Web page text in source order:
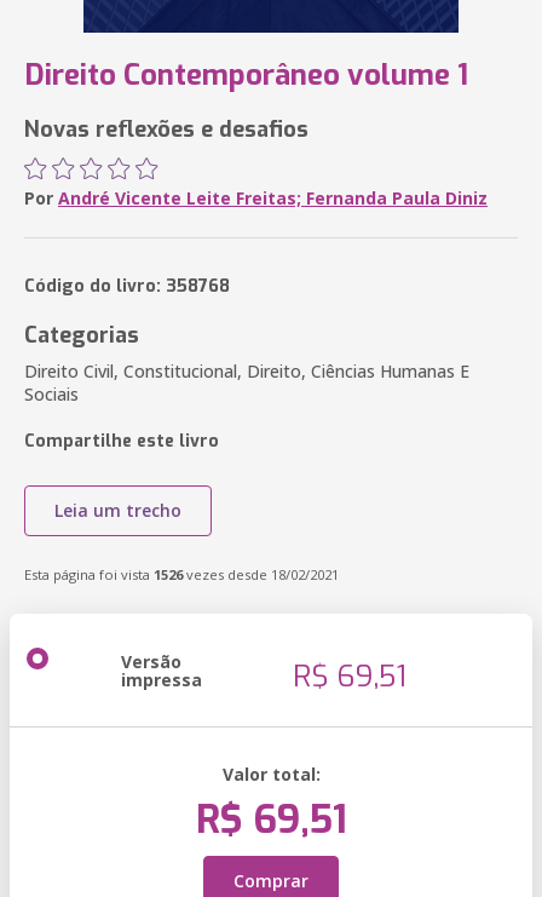
Direito Contemporâneo volume 1
Novas reflexões e desafios
Por André Vicente Leite Freitas; Fernanda Paula Diniz
Código do livro: 358768
Categorias
Direito Civil, Constitucional, Direito, Ciências Humanas E
Sociais
Compartilhe este livro
Leia um trecho
Esta página foi vista 1526vezes desde 18/02/2021
Versão
impressa R$ 69,51
Valor total:
R$ 69,51
Comprar